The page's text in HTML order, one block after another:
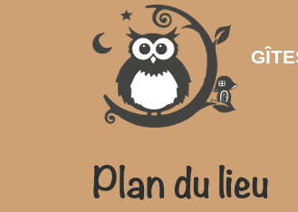
Plan du lieu